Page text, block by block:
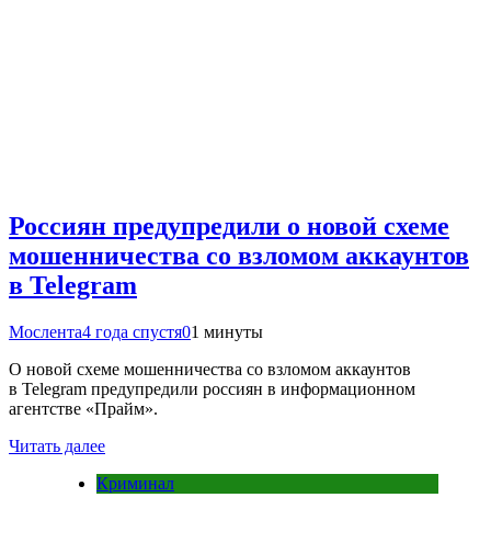
Россиян предупредили о новой схеме
мошенничества со взломом аккаунтов
в Telegram
Мослента4 года спустя01 минуты
О новой схеме мошенничества со взломом аккаунтов
в Telegram предупредили россиян в информационном
агентстве «Прайм».
Читать далее
Криминал